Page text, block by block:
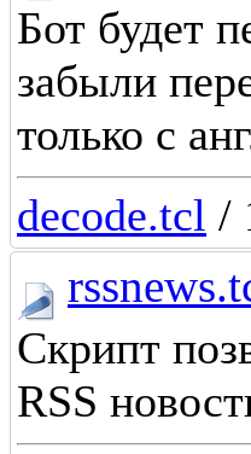
Бот будет
забыли
только с
decode.tcl /
Скрипт
RSS